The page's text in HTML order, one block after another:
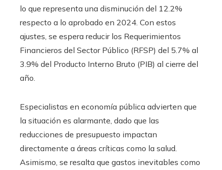
lo que representa una disminución del 12.2%
respecto a lo aprobado en 2024. Con estos
ajustes, se espera reducir los Requerimientos
Financieros del Sector Público (RFSP) del 5.7% al
3.9% del Producto Interno Bruto (PIB) al cierre del
año.
Especialistas en economía pública advierten que
la situación es alarmante, dado que las
reducciones de presupuesto impactan
directamente a áreas críticas como la salud.
Asimismo, se resalta que gastos inevitables como